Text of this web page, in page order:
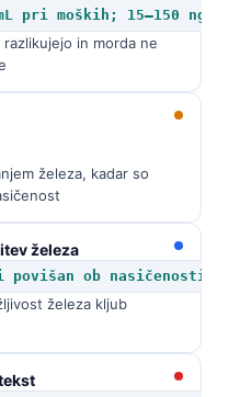
pri moških; 15–150 ng/
in morda ne
železa, kadar so
železa
ob nasičenosti
železa kljub